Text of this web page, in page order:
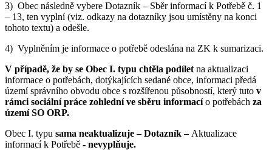
3) Obec následně vybere Dotazník – Sběr informací k Potřebě č. 1
– 13, ten vyplní (viz. odkazy na dotazníky jsou umístěny na konci
tohoto textu) a odešle.
4) Vyplněním je informace o potřebě odeslána na ZK k sumarizaci.
V případě, že by se Obec I. typu chtěla podílet na aktualizaci
informace o potřebách, dotýkajících sedané obce, informaci předá
území správního obvodu obce s rozšířenou působností, který tuto v
rámci sociální práce zohlední ve sběru informacío potřebách za
území SO ORP.
Obec I. typu sama neaktualizuje – Dotazník – Aktualizace
informací k Potřebě - nevyplňuje.